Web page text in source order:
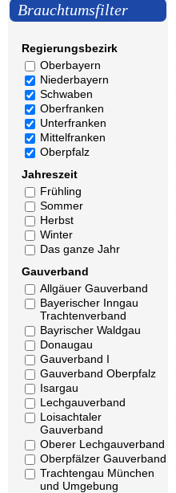
Brauchtumsfilter
Regierungsbezirk
Oberbayern
Niederbayern
Schwaben
Oberfranken
Unterfranken
Mittelfranken
Oberpfalz
Jahreszeit
Frühling
Sommer
Herbst
Winter
Das ganze Jahr
Gauverband
Allgäuer Gauverband
Bayerischer Inngau
Trachtenverband
Bayrischer Waldgau
Donaugau
Gauverband I
Gauverband Oberpfalz
Isargau
Lechgauverband
Loisachtaler
Gauverband
Oberer Lechgauverband
Oberpfälzer Gauverband
Trachtengau München
und Umgebung